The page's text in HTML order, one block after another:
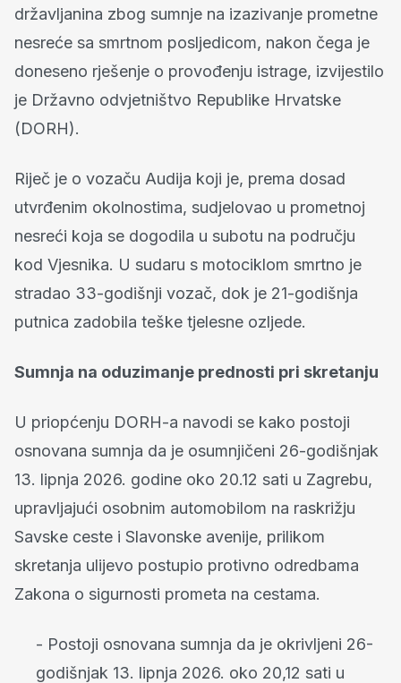
državljanina zbog sumnje na izazivanje prometne
nesreće sa smrtnom posljedicom, nakon čega je
doneseno rješenje o provođenju istrage, izvijestilo
je Državno odvjetništvo Republike Hrvatske
(DORH).
Riječ je o vozaču Audija koji je, prema dosad
utvrđenim okolnostima, sudjelovao u prometnoj
nesreći koja se dogodila u subotu na području
kod Vjesnika. U sudaru s motociklom smrtno je
stradao 33-godišnji vozač, dok je 21-godišnja
putnica zadobila teške tjelesne ozljede.
Sumnja na oduzimanje prednosti pri skretanju
U priopćenju DORH-a navodi se kako postoji
osnovana sumnja da je osumnjičeni 26-godišnjak
13. lipnja 2026. godine oko 20.12 sati u Zagrebu,
upravljajući osobnim automobilom na raskrižju
Savske ceste i Slavonske avenije, prilikom
skretanja ulijevo postupio protivno odredbama
Zakona o sigurnosti prometa na cestama.
- Postoji osnovana sumnja da je okrivljeni 26-
godišnjak 13. lipnja 2026. oko 20,12 sati u